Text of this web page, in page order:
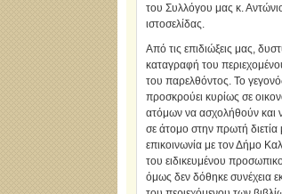
του Συλλόγου μας κ.
ιστοσελίδας.
Από τις επιδιώξεις μας,
καταγραφή του
του παρελθόντος. Το
προσκρούει κυρίως σε
ατόμων να ασχολήθούν και
σε άτομο στην πρωτή
επικοινωνία με τον Δήμο
του ειδικευμένου
όμως δεν δόθηκε συνέχεια